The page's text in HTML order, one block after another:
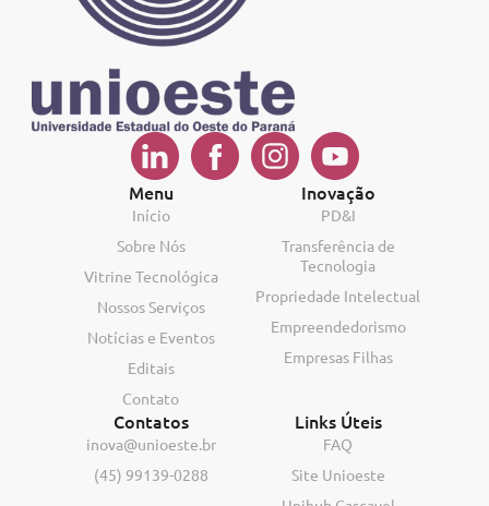
Menu
Início
Sobre Nós
Vitrine Tecnológica
Nossos Serviços
Notícias e Eventos
Editais
Contato
Inovação
PD&I
Transferência de
Tecnologia
Propriedade Intelectual
Empreendedorismo
Empresas Filhas
Contatos
inova@unioeste.br
(45) 99139-0288
Links Úteis
FAQ
Site Unioeste